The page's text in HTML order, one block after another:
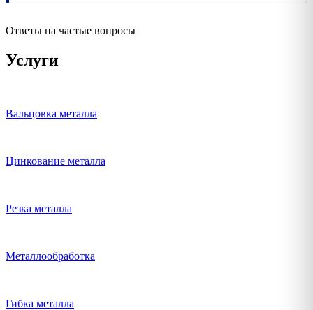
Ответы на частые вопросы
Услуги
Вальцовка металла
Цинкование металла
Резка металла
Металлообработка
Гибка металла